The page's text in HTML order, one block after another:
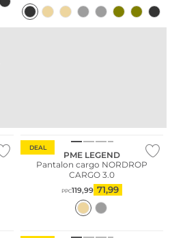
DEAL
PME LEGEND
Pantalon cargo NORDROP
CARGO 3.0
PPC119,99 71,99